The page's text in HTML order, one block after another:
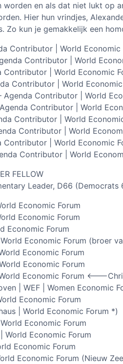
worden en als dat niet lukt op
Hier hun vrindjes,
Zo kun je gemakkelijk een
Contributor | World Economic
Contributor | World
Contributor | World Economic
Contributor | World
Agenda Contributor | World
Contributor | World
Contributor | World
Contributor | World
Contributor | World Economic
Contributor | World
FELLOW
Leader, D66
Economic Forum
Economic Forum
Economic Forum
Economic Forum (broer
Economic Forum
Economic Forum
Economic Forum <——-
| WEF | Women Economic
Economic Forum
| World Economic Forum *)
Economic Forum
World Economic Forum
Economic Forum
Economic Forum (Nieuw